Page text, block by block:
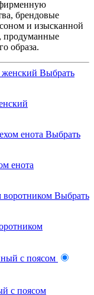
брендовые
и изысканной
продуманные
образа.
Выбрать
Выбрать
енота
Выбрать
с поясом